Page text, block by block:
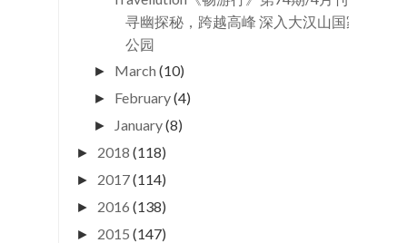
寻幽探秘，跨越高峰 深入大汉山国家
公园
► March(10)
► February(4)
► January(8)
► 2018 (118)
► 2017(114)
► 2016 (138)
► 2015 (147)